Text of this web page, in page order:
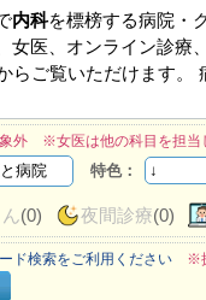
内科を標榜する病院・
医、オンライン診
らご覧いただけます
外 ※女医は他の科目を担当
特色：
(0) 夜間診療(0)
ド検索をご利用ください ※